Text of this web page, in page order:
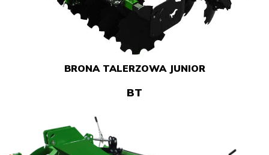
BRONA TALERZOWA JUNIOR
BT